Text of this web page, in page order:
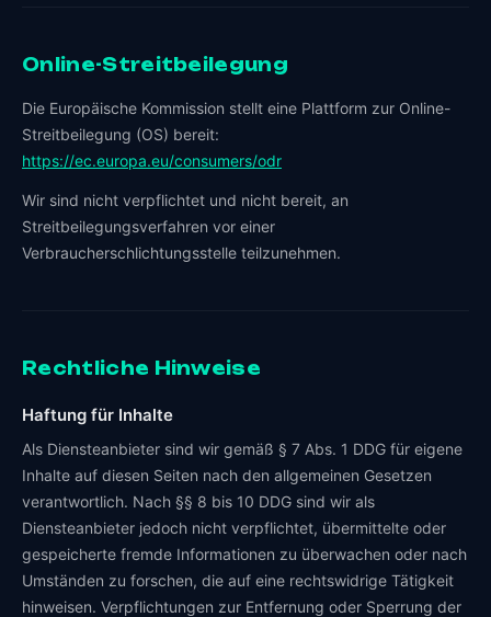
Online-Streitbeilegung
Die Europäische Kommission stellt eine Plattform zur Online-
Streitbeilegung (OS) bereit:
https://ec.europa.eu/consumers/odr
Wir sind nicht verpflichtet und nicht bereit, an
Streitbeilegungsverfahren vor einer
Verbraucherschlichtungsstelle teilzunehmen.
Rechtliche Hinweise
Haftung für Inhalte
Als Diensteanbieter sind wir gemäß § 7 Abs. 1 DDG für eigene
Inhalte auf diesen Seiten nach den allgemeinen Gesetzen
verantwortlich. Nach §§ 8 bis 10 DDG sind wir als
Diensteanbieter jedoch nicht verpflichtet, übermittelte oder
gespeicherte fremde Informationen zu überwachen oder nach
Umständen zu forschen, die auf eine rechtswidrige Tätigkeit
hinweisen. Verpflichtungen zur Entfernung oder Sperrung der